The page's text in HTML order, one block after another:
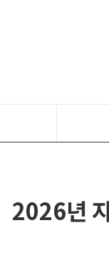
2026년